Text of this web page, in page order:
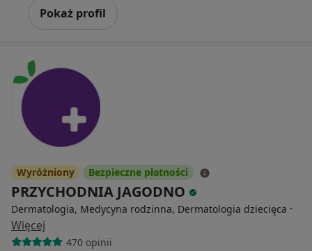
Pokaż profil
Wyróżniony Bezpieczne płatności
PRZYCHODNIA JAGODNO
Dermatologia, Medycyna rodzinna, Dermatologia dziecięca ·
Więcej
470 opinii